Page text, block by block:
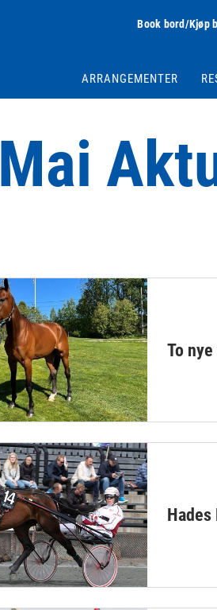
Book bord/Kjøp
ARRANGEMENTER
Mai
To